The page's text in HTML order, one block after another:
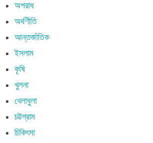
অপরাধ
অর্থণীতি
আন্তর্জাতিক
ইসলাম
কৃষি
খুলনা
খেলাধুলা
চট্টগ্রাম
চিকিৎসা